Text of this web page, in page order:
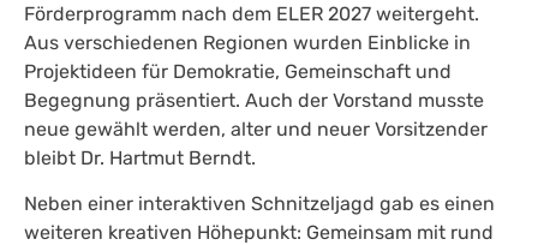
Förderprogramm nach dem ELER 2027 weitergeht.
Aus verschiedenen Regionen wurden Einblicke in
Projektideen für Demokratie, Gemeinschaft und
Begegnung präsentiert. Auch der Vorstand musste
neue gewählt werden, alter und neuer Vorsitzender
bleibt Dr. Hartmut Berndt.
Neben einer interaktiven Schnitzeljagd gab es einen
weiteren kreativen Höhepunkt: Gemeinsam mit rund